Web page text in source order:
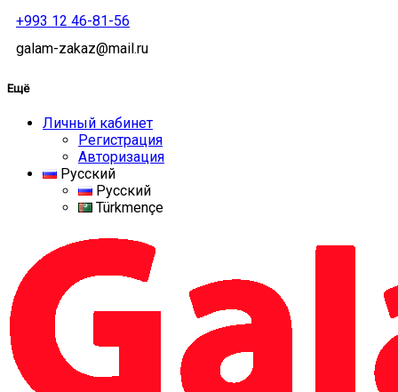
+993 12 46-81-56
galam-zakaz@mail.ru
Ещё
Личный кабинет
Регистрация
Авторизация
Русский
Русский
Türkmençe